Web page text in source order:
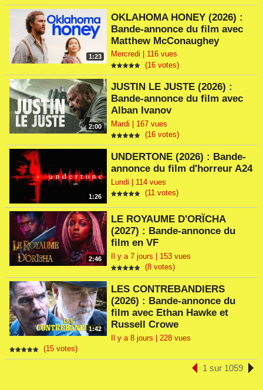
1:23
OKLAHOMA HONEY (2026) :
Bande-annonce du film avec
Matthew McConaughey
Mercredi | 116 vues
(16 votes)
2:00
JUSTIN LE JUSTE (2026) :
Bande-annonce du film avec
Alban Ivanov
Mardi | 167 vues
(16 votes)
1:26
UNDERTONE (2026) : Bande-
annonce du film d'horreur A24
Lundi | 114 vues
(11 votes)
2:46
LE ROYAUME D'ORÏCHA
(2027) : Bande-annonce du
film en VF
Il y a 7 jours | 153 vues
(8 votes)
1:42
LES CONTREBANDIERS
(2026) : Bande-annonce du
film avec Ethan Hawke et
Russell Crowe
Il y a 8 jours | 228 vues
(15 votes)
1 sur 1059